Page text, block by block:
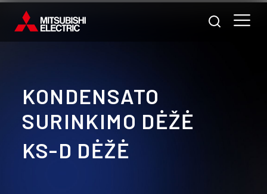
KONDENSATO
SURINKIMO DĖŽĖ
KS-D DĖŽĖ